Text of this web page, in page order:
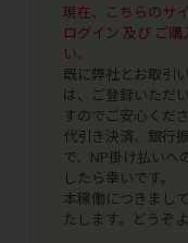
現在、こちらのサ
ログイン 及び ご
い。
既に弊社とお取引
は、ご登録いただ
すのでご安心くださ
代引き決済、銀行
で、NP掛け払い
したら幸いです。
本稼働につきまし
たします。どうぞ